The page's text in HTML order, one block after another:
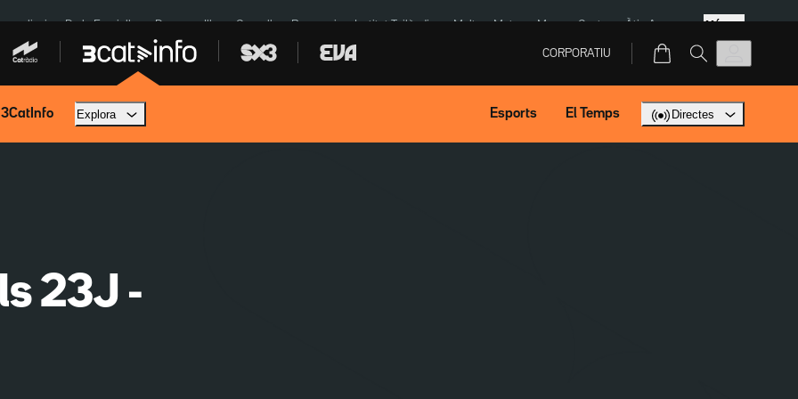
eclipsi De la Espriella Dos anys Illa Granollers Paraguai Institut Tailàndia Multa a Meta Menors Ceuta Àtic Ayuso Més
CORPORATIU
3CatInfo Explora Esports El Temps Directes
23J -